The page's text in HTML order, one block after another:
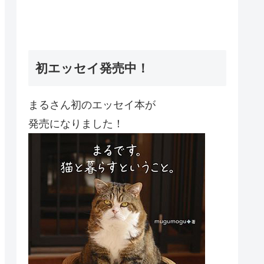
初エッセイ発売中！
まるさん初のエッセイ本が
発売になりました！